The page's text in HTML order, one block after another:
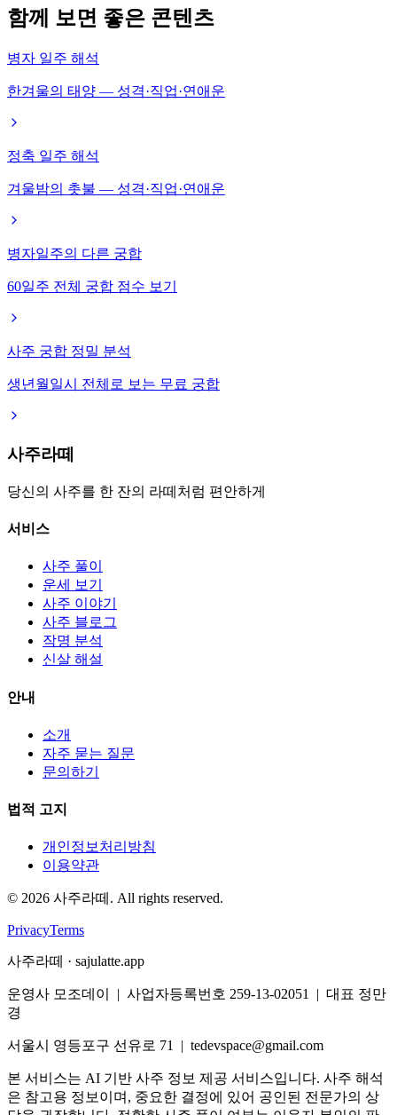
함께 보면 좋은 콘텐츠
병자 일주 해석
한겨울의 태양 — 성격·직업·연애운
정축 일주 해석
겨울밤의 촛불 — 성격·직업·연애운
병자일주의 다른 궁합
60일주 전체 궁합 점수 보기
사주 궁합 정밀 분석
생년월일시 전체로 보는 무료 궁합
사주라떼
당신의 사주를 한 잔의 라떼처럼 편안하게
서비스
사주 풀이
운세 보기
사주 이야기
사주 블로그
작명 분석
신살 해설
안내
소개
자주 묻는 질문
문의하기
법적 고지
개인정보처리방침
이용약관
© 2026 사주라떼. All rights reserved.
PrivacyTerms
사주라떼 · sajulatte.app
운영사 모조데이 | 사업자등록번호 259-13-02051 | 대표 정만
경
서울시 영등포구 선유로 71 | tedevspace@gmail.com
본 서비스는 AI 기반 사주 정보 제공 서비스입니다. 사주 해석
은 참고용 정보이며, 중요한 결정에 있어 공인된 전문가의 상